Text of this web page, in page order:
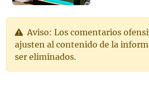
Aviso: Los comentarios
ajusten al contenido de la
ser eliminados.